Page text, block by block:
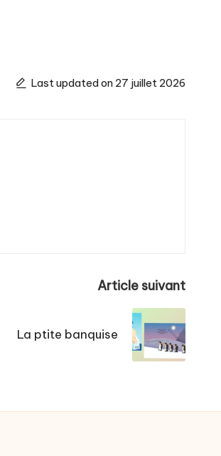
Last updated on 27 juillet 2026
Article suivant
La ptite banquise